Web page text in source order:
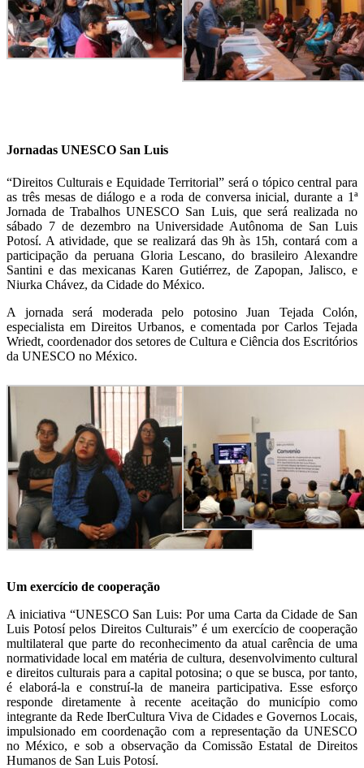
Jornadas UNESCO San Luis
“Direitos Culturais e Equidade Territorial” será o tópico central para
as três mesas de diálogo e a roda de conversa inicial, durante a 1ª
Jornada de Trabalhos UNESCO San Luis, que será realizada no
sábado 7 de dezembro na Universidade Autônoma de San Luis
Potosí. A atividade, que se realizará das 9h às 15h, contará com a
participação da peruana Gloria Lescano, do brasileiro Alexandre
Santini e das mexicanas Karen Gutiérrez, de Zapopan, Jalisco, e
Niurka Chávez, da Cidade do México.
A jornada será moderada pelo potosino Juan Tejada Colón,
especialista em Direitos Urbanos, e comentada por Carlos Tejada
Wriedt, coordenador dos setores de Cultura e Ciência dos Escritórios
da UNESCO no México.
Um exercício de cooperação
A iniciativa “UNESCO San Luis: Por uma Carta da Cidade de San
Luis Potosí pelos Direitos Culturais” é um exercício de cooperação
multilateral que parte do reconhecimento da atual carência de uma
normatividade local em matéria de cultura, desenvolvimento cultural
e direitos culturais para a capital potosina; o que se busca, por tanto,
é elaborá-la e construí-la de maneira participativa. Esse esforço
responde diretamente à recente aceitação do município como
integrante da Rede IberCultura Viva de Cidades e Governos Locais,
impulsionado em coordenação com a representação da UNESCO
no México, e sob a observação da Comissão Estatal de Direitos
Humanos de San Luis Potosí.